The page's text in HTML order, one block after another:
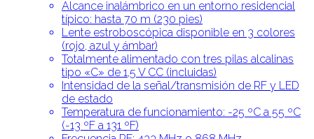
Alcance inalámbrico en un entorno residencial
típico: hasta 70 m (230 pies)
Lente estroboscópica disponible en 3 colores
(rojo, azul y ámbar)
Totalmente alimentado con tres pilas alcalinas
tipo «C» de 1,5 V CC (incluidas)
Intensidad de la señal/transmisión de RF y LED
de estado
Temperatura de funcionamiento: -25 ºC a 55 ºC
(-13 ºF a 131 ºF)